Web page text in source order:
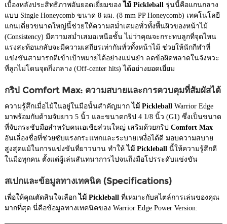
เบื้องหลังประสิทธิภาพอันยอดเยี่ยมของไม้ Pickleball รุ่นนี้คือแกนกลาง
แบบ Single Honeycomb ขนาด 8 มม. (8 mm PP Honeycomb) เทคโนโลยี
แกนเดี่ยวขนาดใหญ่นี้ช่วยให้ความสม่ำเสมอทั่วทั้งพื้นผิวของหน้าไม้
(Consistency) มีความสม่ำเสมอเหนือชั้น ไม่ว่าคุณจะกระทบลูกที่จุดไหน
แรงสะท้อนกลับจะมีความเสถียรเท่ากันทั่วทั้งหน้าไม้ ช่วยให้นักกีฬาที่
แข่งขันสามารถตีเข้าเป้าหมายได้อย่างแม่นยำ ลดข้อผิดพลาดในจังหวะ
ที่ลูกไม่โดนจุดกึ่งกลาง (Off-center hits) ได้อย่างยอดเยี่ยม
กริป Comfort Max: ความสบายและการควบคุมที่สัมผัสได้
ความรู้สึกเมื่อไม้ในอยู่ในมือนั้นสำคัญมาก ไม้ Pickleball Warrior Edge
มาพร้อมกับด้ามจับยาว 5 นิ้ว และขนาดกริป 4 1/8 นิ้ว (G1) ซึ่งเป็นขนาด
ที่จับกระชับมือสำหรับคนเอเชียส่วนใหญ่ เสริมด้วยกริป Comfort Max
อันเลื่องชื่อที่ช่วยซับแรงกระแทกและระบายเหงื่อได้ดี มอบความสบาย
สูงสุดแม้ในการแข่งขันที่ยาวนาน ทำให้ ไม้ Pickleball นี้ให้ความรู้สึกดี
ในมือทุกคน ตั้งแต่ผู้เล่นสันทนาการไปจนถึงมือโปรระดับแข่งขัน
สเปกและข้อมูลทางเทคนิค (Specifications)
เพื่อให้คุณตัดสินใจเลือกไม้ Pickleball ที่เหมาะกับสไตล์การเล่นของคุณ
มากที่สุด นี่คือข้อมูลทางเทคนิคของ Warrior Edge Power Version: